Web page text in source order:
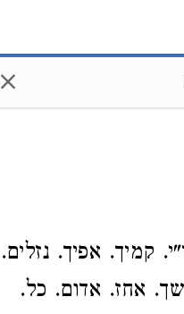
×
קמיך. אפיך. נזלים.
אחז. אדום. כל.